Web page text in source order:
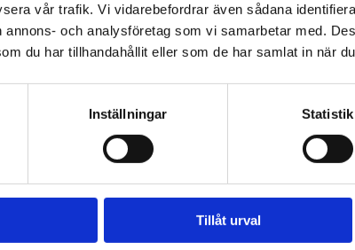
vår trafik. Vi vidarebefordrar även sådana
annons- och analysföretag som vi samarbetar med.
du har tillhandahållit eller som de har samlat in när
Inställningar Statistik
Tillåt urval